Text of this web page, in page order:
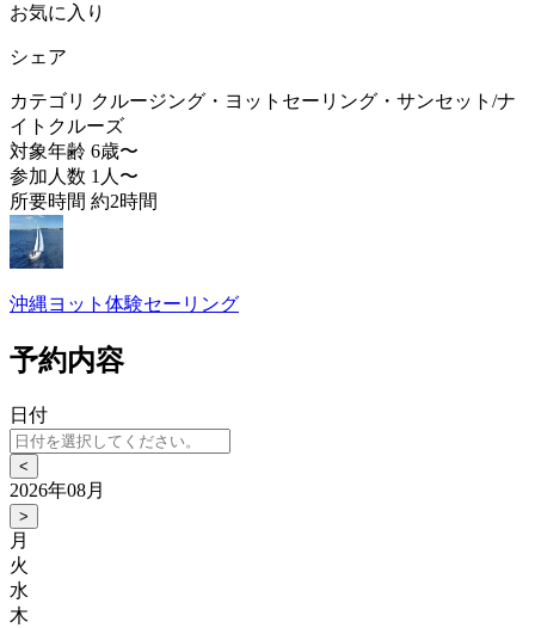
お気に入り
シェア
カテゴリ クルージング・ヨットセーリング・サンセット/ナ
イトクルーズ
対象年齢 6歳〜
参加人数 1人〜
所要時間 約2時間
沖縄ヨット体験セーリング
予約内容
日付
<
2026年08月
>
月
火
水
木